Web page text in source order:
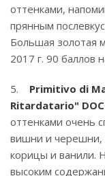
оттенками,
прянным
Большая золотая
2017 г. 90 баллов
5. Primitivo di
Ritardatario"
оттенками очень
вишни и черешни,
корицы и ванили.
высоким